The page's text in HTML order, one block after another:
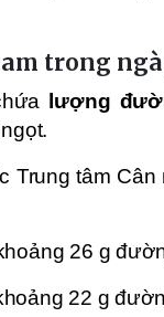
trong
lượng
Trung tâm
26 g
22 g